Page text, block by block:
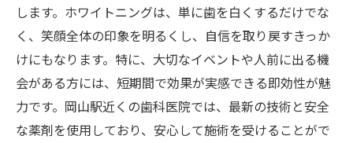
します。ホワイトニングは、単に歯を白くするだけでな
く、笑顔全体の印象を明るくし、自信を取り戻すきっか
けにもなります。特に、大切なイベントや人前に出る機
会がある方には、短期間で効果が実感できる即効性が魅
力です。岡山駅近くの歯科医院では、最新の技術と安全
な薬剤を使用しており、安心して施術を受けることがで